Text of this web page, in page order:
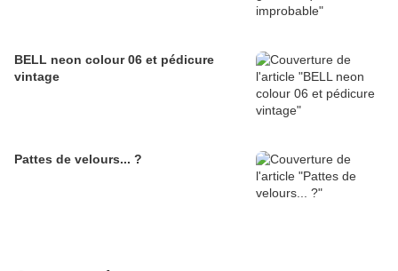
BELL neon colour 06 et pédicure
vintage
Pattes de velours... ?